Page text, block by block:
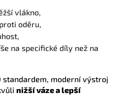
vlákno,
oděru,
na specifické díly než na
standardem, moderní výstroj
nižší váze a lepší